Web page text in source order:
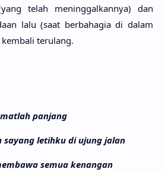
telah meninggalkan­nya) dan
lalu (saat berbaha­gia di dalam
teru­lang.
panjang
sayang letihku di ujung jalan
semua kenangan